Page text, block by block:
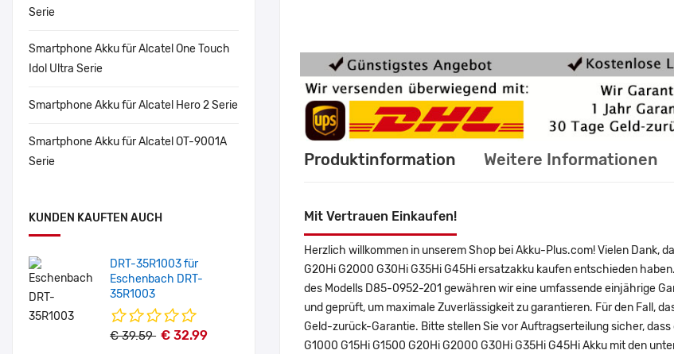
Serie
Smartphone Akku für Alcatel One Touch
Idol Ultra Serie
Smartphone Akku für Alcatel Hero 2 Serie
Smartphone Akku für Alcatel OT-9001A
Serie
KUNDEN KAUFTEN AUCH
DRT-35R1003 für
Eschenbach DRT-
35R1003
€ 39.59 € 32.99
Produktinformation Weitere Informationen
Mit Vertrauen Einkaufen!
Herzlich willkommen in unserem Shop bei Akku-Plus.com! Vielen Dank,
G20Hi G2000 G30Hi G35Hi G45Hi ersatzakku kaufen entschieden
des Modells D85-0952-201 gewähren wir eine umfassende einjährige
und geprüft, um maximale Zuverlässigkeit zu garantieren. Für den Fall,
Geld-zurück-Garantie. Bitte stellen Sie vor Auftragserteilung sicher,
G1000 G15Hi G1500 G20Hi G2000 G30Hi G35Hi G45Hi Akku mit den